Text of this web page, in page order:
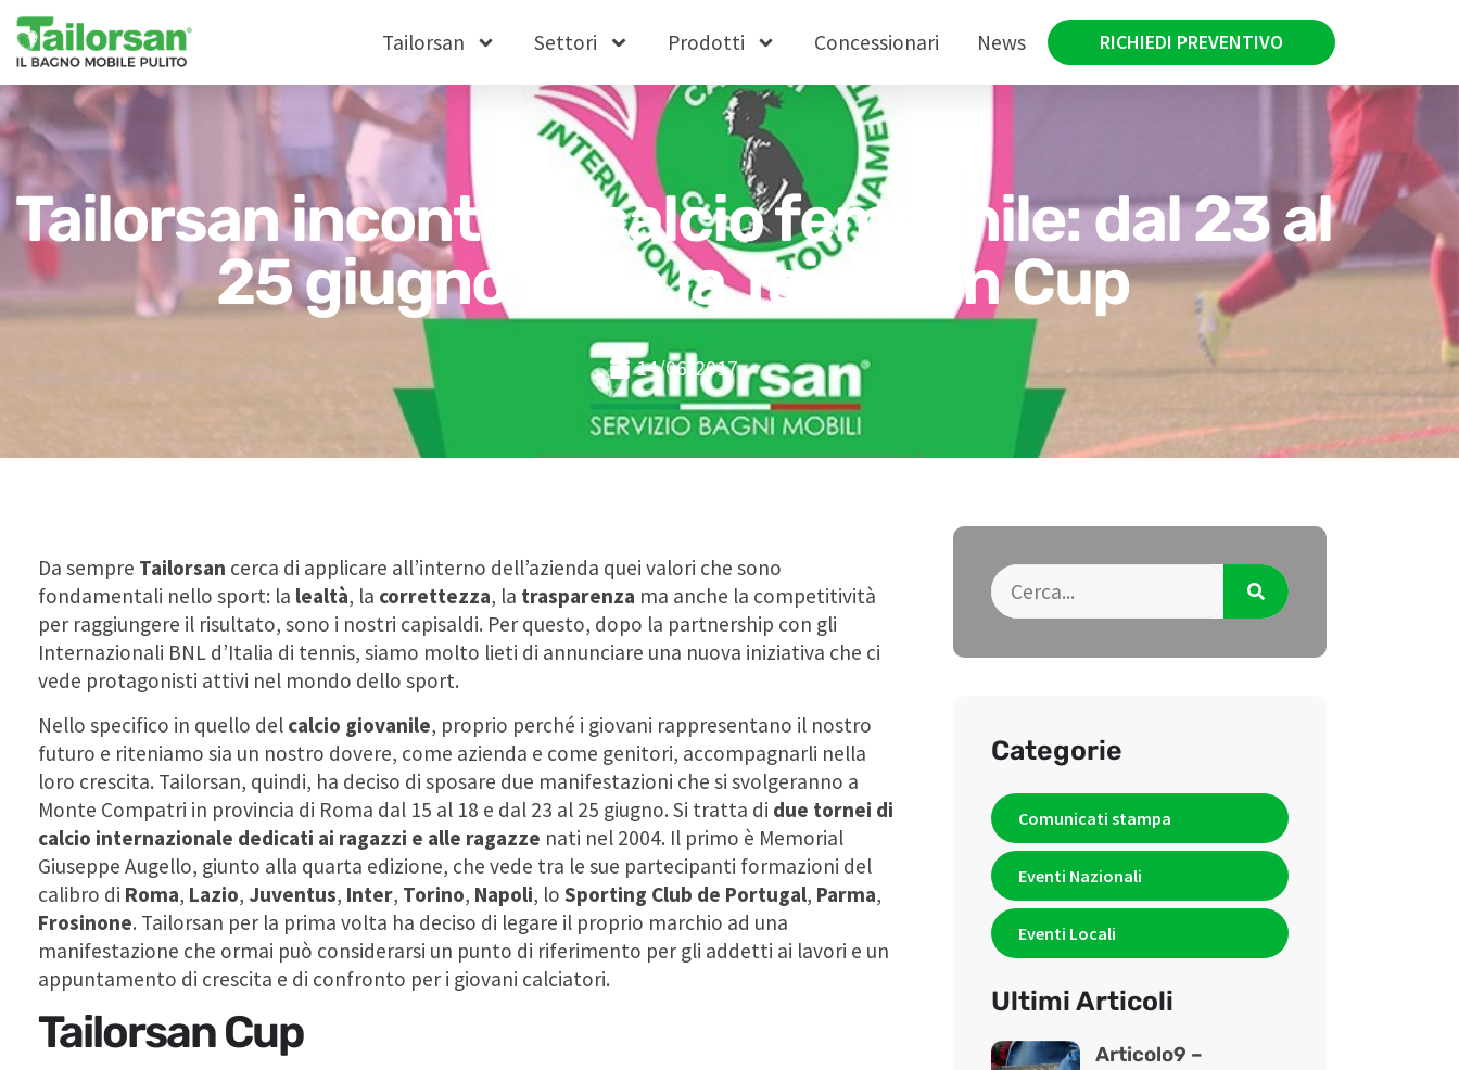
Tailorsan Settori Prodotti Concessionari News RICHIEDI PREVENTIVO
Tailorsan incontra il calcio femminile: dal 23 al
25 giugno al via la Tailorsan Cup
14/06/2017
Da sempre Tailorsan cerca di applicare all’interno dell’azienda quei valori che sono
fondamentali nello sport: la lealtà, la correttezza, la trasparenza ma anche la competitività
per raggiungere il risultato, sono i nostri capisaldi. Per questo, dopo la partnership con gli
Internazionali BNL d’Italia di tennis, siamo molto lieti di annunciare una nuova iniziativa che ci
vede protagonisti attivi nel mondo dello sport.
Nello specifico in quello del calcio giovanile, proprio perché i giovani rappresentano il nostro
futuro e riteniamo sia un nostro dovere, come azienda e come genitori, accompagnarli nella
loro crescita. Tailorsan, quindi, ha deciso di sposare due manifestazioni che si svolgeranno a
Monte Compatri in provincia di Roma dal 15 al 18 e dal 23 al 25 giugno. Si tratta di due tornei di
calcio internazionale dedicati ai ragazzi e alle ragazze nati nel 2004. Il primo è Memorial
Giuseppe Augello, giunto alla quarta edizione, che vede tra le sue partecipanti formazioni del
calibro di Roma, Lazio, Juventus, Inter, Torino, Napoli, loSporting Club de Portugal, Parma,
Frosinone. Tailorsan per la prima volta ha deciso di legare il proprio marchio ad una
manifestazione che ormai può considerarsi un punto di riferimento per gli addetti ai lavori e un
appuntamento di crescita e di confronto per i giovani calciatori.
Tailorsan Cup
Categorie
Comunicati stampa
Eventi Nazionali
Eventi Locali
Ultimi Articoli
Articolo9 –